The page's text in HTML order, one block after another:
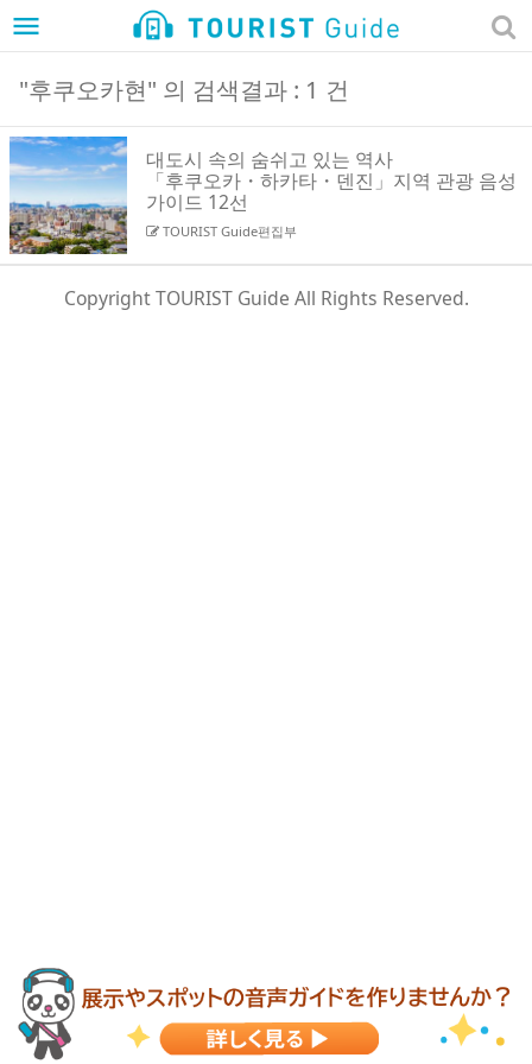
menu
"후쿠오카현" 의 검색결과 : 1 건
대도시 속의 숨쉬고 있는 역사
「후쿠오카・하카타・덴진」지역 관광 음성
가이드 12선
TOURIST Guide편집부
Copyright TOURIST Guide All Rights Reserved.